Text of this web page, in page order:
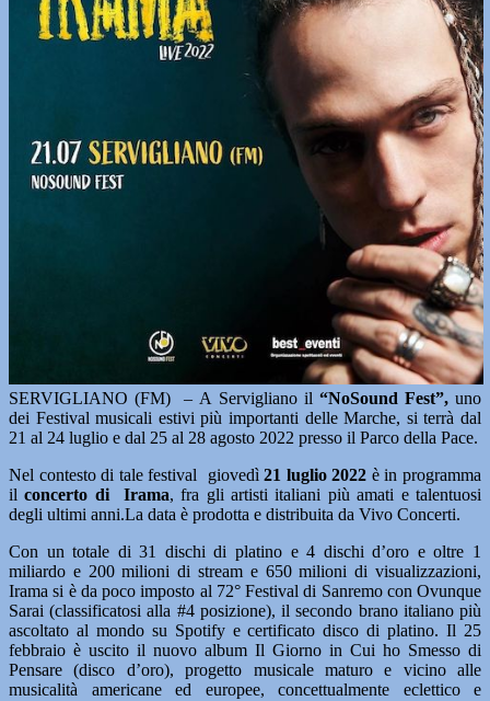
SERVIGLIANO (FM) – A Servigliano il “NoSound Fest”,uno
dei Festival musicali estivi più importanti delle Marche, si terrà dal
21 al 24 luglio e dal 25 al 28 agosto 2022 presso il Parco della Pace.
Nel contesto di tale festival giovedì21 luglio 2022 è in programma
ilconcerto di Irama, fra gli artisti italiani più amati e talentuosi
degli ultimi anni.La data è prodotta e distribuita da Vivo Concerti.
Con un totale di 31 dischi di platino e 4 dischi d’oro e oltre 1
miliardo e 200 milioni di stream e 650 milioni di visualizzazioni,
Irama si è da poco imposto al 72° Festival di Sanremo con Ovunque
Sarai (classificatosi alla #4 posizione), il secondo brano italiano più
ascoltato al mondo su Spotify e certificato disco di platino. Il 25
febbraio è uscito il nuovo album Il Giorno in Cui ho Smesso di
Pensare (disco d’oro), progetto musicale maturo e vicino alle
musicalità americane ed europee, concettualmente eclettico e